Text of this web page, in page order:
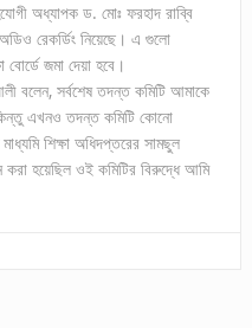
অধ্যাপক ড. মোঃ ফরহাদ রাব্বি
রেকর্ডিং নিয়েছে। এ গুলো
বোর্ডে জমা দেয়া হবে।
বলেন, সর্বশেষ তদন্ত কমিটি আমাকে
এখনও তদন্ত কমিটি কোনো
শিক্ষা অধিদপ্তরের সামছুল
হয়েছিল ওই কমিটির বিরুদ্ধে আমি